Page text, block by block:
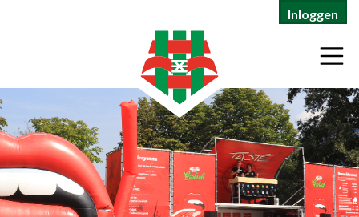
Inloggen